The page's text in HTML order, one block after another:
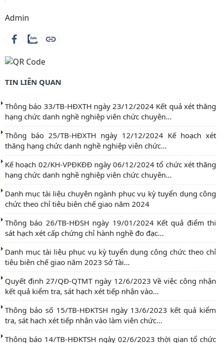
Admin
TIN LIÊN QUAN
Thông báo 33/TB-HĐXTH ngày 23/12/2024 Kết quả xét thăng
hạng chức danh nghề nghiệp viên chức chuyên...
Thông báo 25/TB-HĐXTH ngày 12/12/2024 Kế hoạch xét
thăng hạng chức danh nghề nghiệp viên chức...
Kế hoạch 02/KH-VPĐKĐĐ ngày 06/12/2024 tổ chức xét thăng
hạng chức danh nghề nghiệp viên chức chuyên...
Danh mục tài liệu chuyên ngành phục vụ kỳ tuyển dụng công
chức theo chỉ tiêu biên chế giao năm 2024
Thông báo 26/TB-HĐSH ngày 19/01/2024 Kết quả điểm thi
sát hạch xét cấp chứng chỉ hành nghề đo đạc...
Danh mục tài liệu phục vụ kỳ tuyển dụng công chức theo chỉ
tiêu biên chế giao năm 2023 Sở Tài...
Quyết định 27/QĐ-QTMT ngày 12/6/2023 Về việc công nhận
kết quả kiểm tra, sát hạch xét tiếp nhận vào...
Thông báo số 15/TB-HĐKTSH ngày 13/6/2023 kết quả kiểm
tra, sát hạch xét tiếp nhận vào làm viên chức...
Thông báo 14/TB-HĐKTSH ngày 02/6/2023 thời gian tổ chức